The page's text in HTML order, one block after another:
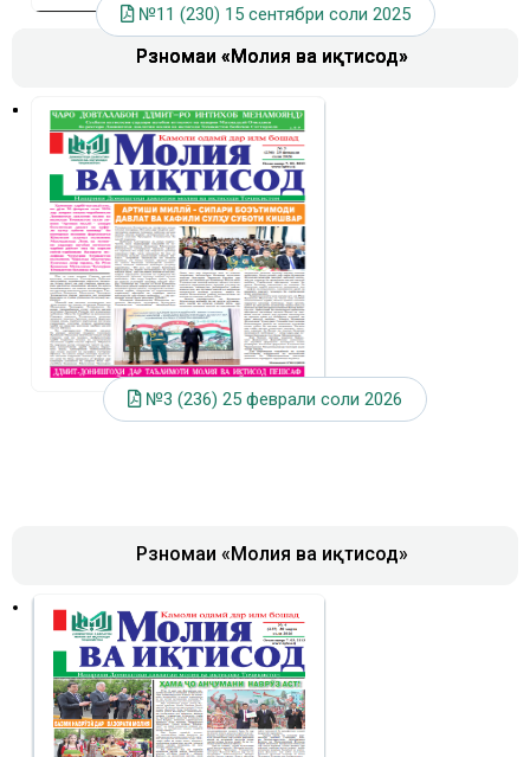
№11 (230) 15 сентябри соли 2025
Рӯзномаи «Молия ва иқтисод»
№1 (234) 12 Январи соли 2026
Рӯзномаи «Молия ва иқтисод»
№2 (235) 28 Январи соли 2026
Рӯзномаи «Молия ва иқтисод»
№3 (236) 25 феврали соли 2026
Рӯзномаи «Молия ва иқтисод»